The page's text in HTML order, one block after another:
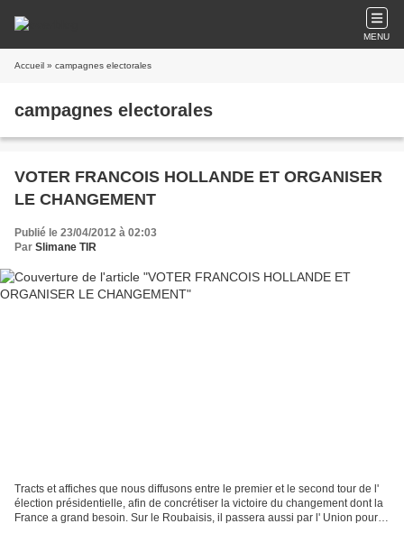
MENU
Accueil » campagnes electorales
campagnes electorales
VOTER FRANCOIS HOLLANDE ET ORGANISER
LE CHANGEMENT
Publié le 23/04/2012 à 02:03
Par Slimane TIR
Tracts et affiches que nous diffusons entre le premier et le second tour de l'
élection présidentielle, afin de concrétiser la victoire du changement dont la
France a grand besoin. Sur le Roubaisis, il passera aussi par l' Union pour le